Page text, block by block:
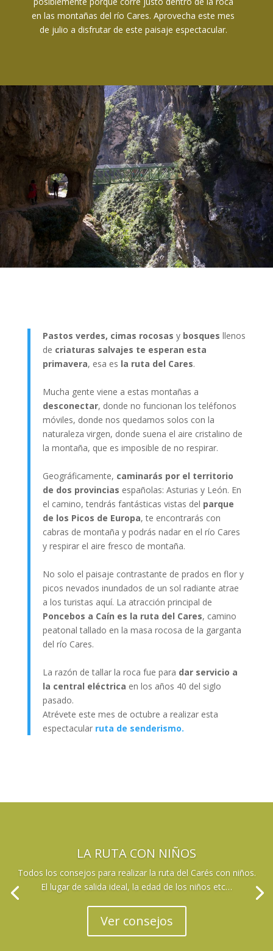
en las montañas del río Cares. Aprovecha este mes
de julio a disfrutar de este paisaje espectacular.
Pastos verdes, cimas rocosas y bosques llenos
de criaturas salvajes te esperan esta
primavera, esa es la ruta del Cares.
Mucha gente viene a estas montañas a
desconectar, donde no funcionan los teléfonos
móviles, donde nos quedamos solos con la
naturaleza virgen, donde suena el aire cristalino de
la montaña, que es imposible de no respirar.
Geográficamente, caminarás por el territorio
de dos provincias españolas: Asturias y León. En
el camino, tendrás fantásticas vistas del parque
de los Picos de Europa, te encontrarás con
cabras de montaña y podrás nadar en el río Cares
y respirar el aire fresco de montaña.
No solo el paisaje contrastante de prados en flor y
picos nevados inundados de un sol radiante atrae
a los turistas aquí. La atracción principal de
Poncebos a Caín es la ruta del Cares, camino
peatonal tallado en la masa rocosa de la garganta
del río Cares.
La razón de tallar la roca fue para dar servicio a
la central eléctrica en los años 40 del siglo
pasado.
Atrévete este mes de octubre a realizar esta
espectacular ruta de senderismo.
LA RUTA CON NIÑOS
Todos los consejos para realizar la ruta del Carés con niños.
El lugar de salida ideal, la edad de los niños etc…
Ver consejos